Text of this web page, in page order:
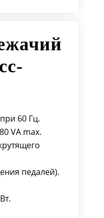
разъем;
установки
DIN разъем;
до начала
140
60 Гц.
VA max.
педалей).